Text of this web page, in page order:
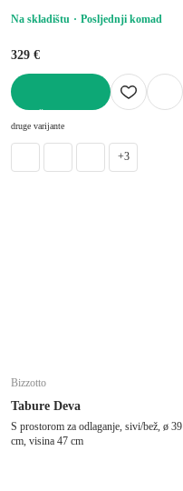
Na skladištu Posljednji komad
329 €
druge varijante
+3
Bizzotto
Tabure Deva
S prostorom za odlaganje, sivi/bež, ø 39
cm, visina 47 cm